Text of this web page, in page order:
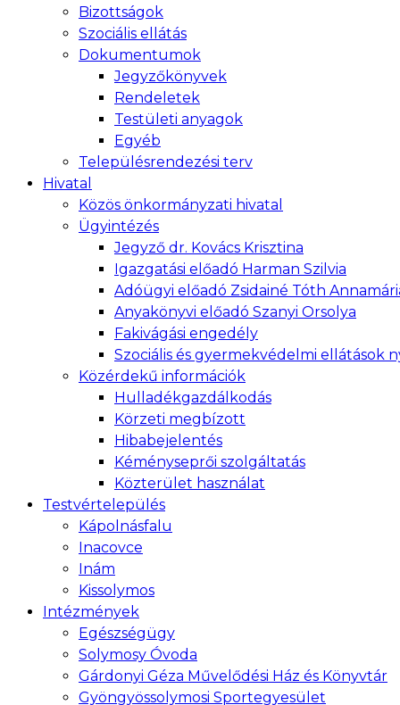
Bizottságok
Szociális ellátás
Dokumentumok
Jegyzőkönyvek
Rendeletek
Testületi anyagok
Egyéb
Településrendezési terv
Hivatal
Közös önkormányzati hivatal
Ügyintézés
Jegyző dr. Kovács Krisztina
Igazgatási előadó Harman Szilvia
Adóügyi előadó Zsidainé Tóth
Anyakönyvi előadó Szanyi Orsolya
Fakivágási engedély
Szociális és gyermekvédelmi ellátások
Közérdekű információk
Hulladékgazdálkodás
Körzeti megbízott
Hibabejelentés
Kéményseprői szolgáltatás
Közterület használat
Testvértelepülés
Kápolnásfalu
Inacovce
Inám
Kissolymos
Intézmények
Egészségügy
Solymosy Óvoda
Gárdonyi Géza Művelődési Ház és Könyvtár
Gyöngyössolymosi Sportegyesület